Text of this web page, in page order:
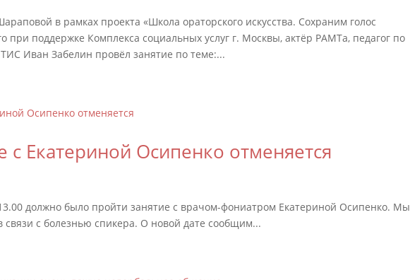
в рамках проекта «Школа ораторского искусства. Сохраним голос
при поддержке Комплекса социальных услуг г. Москвы, актёр РАМТа, педагог по
Иван Забелин провёл занятие по теме:...
с Екатериной Осипенко отменяется
должно было пройти занятие с врачом-фониатром Екатериной Осипенко. Мы
с болезнью спикера. О новой дате сообщим...